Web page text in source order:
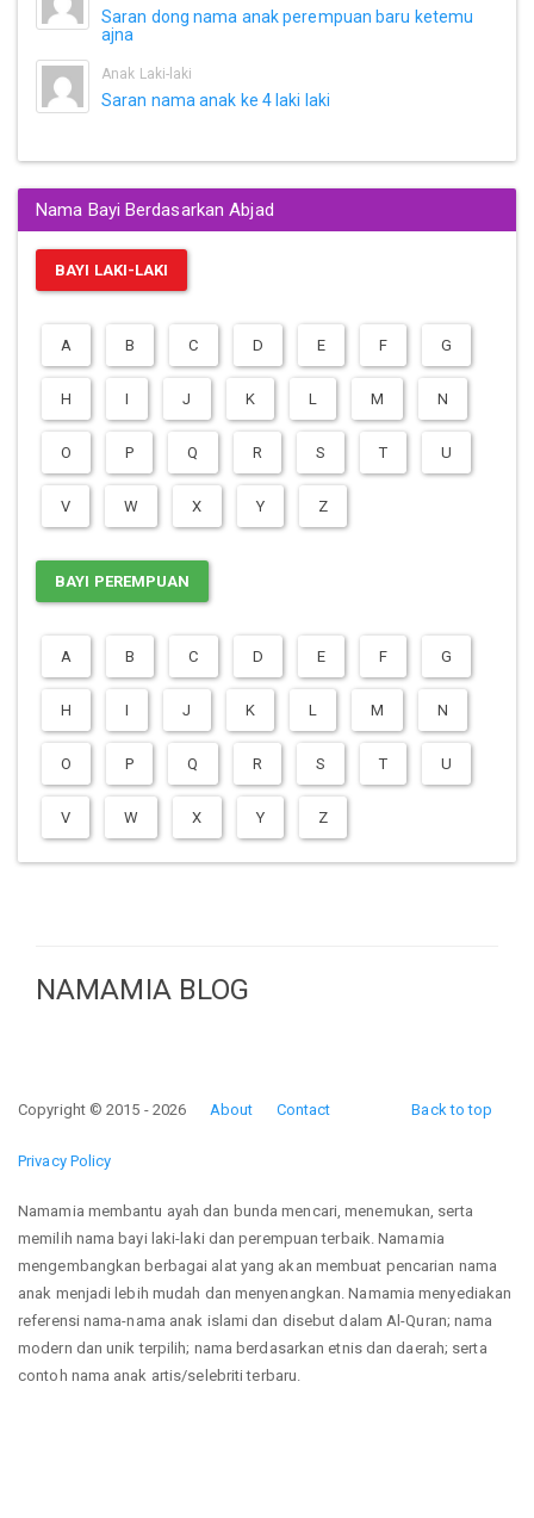
Saran dong nama anak perempuan baru ketemu
ajna
Anak Laki-laki
Saran nama anak ke 4 laki laki
Nama Bayi Berdasarkan Abjad
BAYI LAKI-LAKI
A B C D E F G
H I J K L M N
O P Q R S T U
V W X Y Z
BAYI PEREMPUAN
A B C D E F G
H I J K L M N
O P Q R S T U
V W X Y Z
NAMAMIA BLOG
Back to top
Copyright © 2015 - 2026 About Contact
Privacy Policy
Namamia membantu ayah dan bunda mencari, menemukan, serta
memilih nama bayi laki-laki dan perempuan terbaik. Namamia
mengembangkan berbagai alat yang akan membuat pencarian nama
anak menjadi lebih mudah dan menyenangkan. Namamia menyediakan
referensi nama-nama anak islami dan disebut dalam Al-Quran; nama
modern dan unik terpilih; nama berdasarkan etnis dan daerah; serta
contoh nama anak artis/selebriti terbaru.